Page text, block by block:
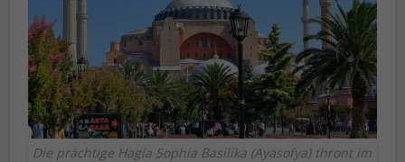
Die prächtige Hagia Sophia Basilika (Ayasofya) thront im